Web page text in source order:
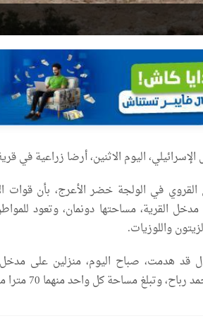
اليوم الاثنين، أرضا زراعية
في الولجة خضر الأعرج، بأن قوات
القرية، مساحتها دونمان، وتعود
واللوزيات.
قد هدمت، صباح اليوم، منزلين على مدخل
كل واحد منهما 70 مترا مربعا، بحجة البناء دون ترخيص.